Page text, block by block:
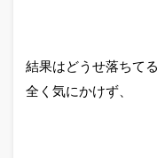
結果はどうせ落ちて
全く気にかけず、